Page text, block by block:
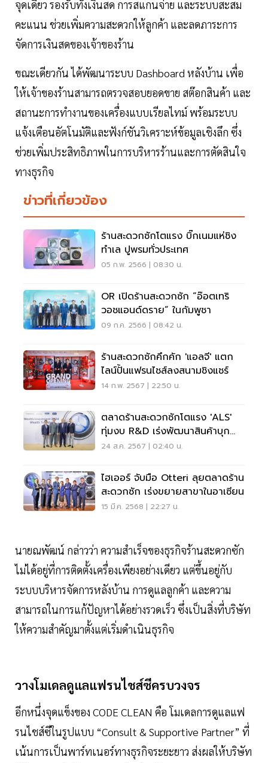
จุดเดียว รองรับทั้งเงินสด การสแกนจ่าย และระบบสะสม
คะแนน ช่วยเพิ่มความสะดวกให้ลูกค้า และลดภาระการ
จัดการเงินสดของเจ้าของร้าน
ขณะเดียวกัน ได้พัฒนาระบบ Dashboard หลังบ้าน เพื่อ
ให้เจ้าของร้านสามารถตรวจสอบยอดขาย สต๊อกสินค้า และ
สถานะการทำงานของเครื่องแบบเรียลไทม์ พร้อมระบบ
แจ้งเตือนอัตโนมัติและฟังก์ชันวิเคราะห์ข้อมูลเชิงลึก ซึ่ง
ช่วยเพิ่มประสิทธิภาพในการบริหารร้านและการตัดสินใจ
ทางธุรกิจ
ข่าวที่เกี่ยวข้อง
ร้านสะดวกซักโตแรง บิ๊กเนมแห่ชิง
ทำเล ปูพรมทั่วประเทศ
05 ก.พ. 2566 | 08:30 น.
OR เปิดร้านสะดวกซัก “อ๊อตเทริ
วอชแอนด์ดราย” ในกัมพูชา
09 ก.ค. 2566 | 08:42 น.
ร้านสะดวกซักคึกคัก 'แอลจี' แตก
ไลน์ปั้นแฟรนไชส์ลงสนามชิงแชร์
14 ก.พ. 2567 | 22:50 น.
ตลาดร้านสะดวกซักโตแรง 'ALS'
ทุ่มงบ R&D เร่งพัฒนาสินค้าบุก
อาเซียน
24 ส.ค. 2567 | 02:40 น.
ไฮเออร์ จับมือ Otteri ลุยตลาดร้าน
สะดวกซัก เร่งขยายสาขาในอาเซียน
15 มี.ค. 2568 | 22:27 น.
นายณพัฒน์ กล่าวว่า ความสำเร็จของธุรกิจร้านสะดวกซัก
ไม่ได้อยู่ที่การติดตั้งเครื่องเพียงอย่างเดียว แต่ขึ้นอยู่กับ
ระบบบริหารจัดการหลังบ้าน การดูแลลูกค้า และความ
สามารถในการแก้ปัญหาได้อย่างรวดเร็ว ซึ่งเป็นสิ่งที่บริษัท
ให้ความสำคัญมาตั้งแต่เริ่มดำเนินธุรกิจ
วางโมเดลดูแลแฟรนไชส์ซีครบวงจร
อีกหนึ่งจุดแข็งของ CODE CLEAN คือ โมเดลการดูแลแฟ
รนไชส์ซีในรูปแบบ “Consult & Supportive Partner” ที่
เน้นการเป็นพาร์ทเนอร์ทางธุรกิจระยะยาว ส่งผลให้บริษัท